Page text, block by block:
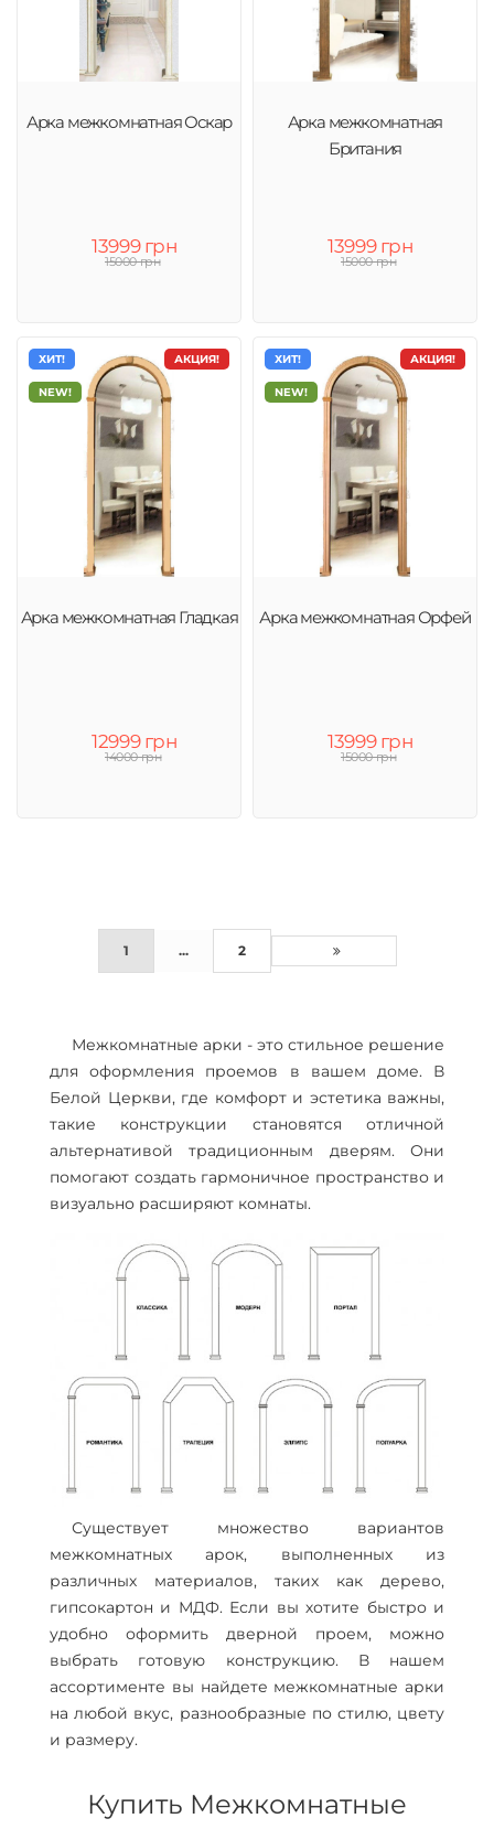
Арка межкомнатная Оскар
13999 грн
15000 грн
Арка межкомнатная
Британия
13999 грн
15000 грн
АКЦИЯ!
ХИТ!
NEW!
Арка межкомнатная Гладкая
12999 грн
14000 грн
АКЦИЯ!
ХИТ!
NEW!
Арка межкомнатная Орфей
13999 грн
15000 грн
1 ... 2
Межкомнатные арки - это стильное решение
для оформления проемов в вашем доме. В
Белой Церкви, где комфорт и эстетика важны,
такие конструкции становятся отличной
альтернативой традиционным дверям. Они
помогают создать гармоничное пространство и
визуально расширяют комнаты.
Существует множество вариантов
межкомнатных арок, выполненных из
различных материалов, таких как дерево,
гипсокартон и МДФ. Если вы хотите быстро и
удобно оформить дверной проем, можно
выбрать готовую конструкцию. В нашем
ассортименте вы найдете межкомнатные арки
на любой вкус, разнообразные по стилю, цвету
и размеру.
Купить Межкомнатные